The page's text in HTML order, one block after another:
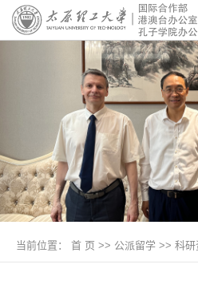
当前位置： 首 页 >> 公派留学 >> 科研